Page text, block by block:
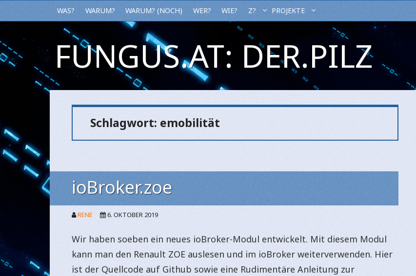
WAS? WARUM? WARUM? (NOCH) WER? WIE? Z? PROJEKTE
FUNGUS.AT: DER.PILZ
Schlagwort: emobilität
ioBroker.zoe
RENE 6. OKTOBER 2019
Wir haben soeben ein neues ioBroker-Modul entwickelt. Mit diesem Modul
kann man den Renault ZOE auslesen und im ioBroker weiterverwenden. Hier
ist der Quellcode auf Github sowie eine Rudimentäre Anleitung zur